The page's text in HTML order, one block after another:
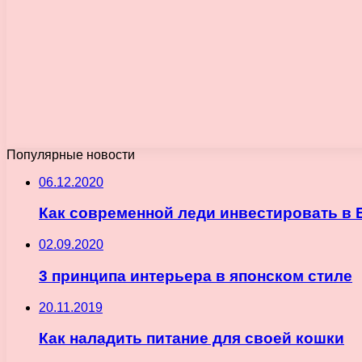
Популярные новости
06.12.2020
Как современной леди инвестировать в
02.09.2020
3 принципа интерьера в японском стиле
20.11.2019
Как наладить питание для своей кошки